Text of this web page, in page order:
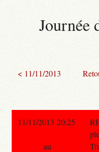
Journée
< 11/11/2013
11/11/2013 20:25
au